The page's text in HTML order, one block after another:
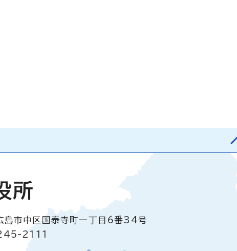
所
島市中区国泰寺町一丁目6番34号
2111